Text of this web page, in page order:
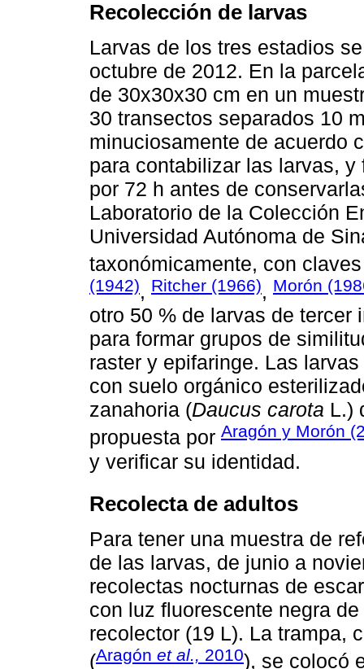
Recolección de larvas
Larvas de los tres estadios
octubre de 2012. En la
de 30x30x30 cm en un
30 transectos separados 10
minuciosamente de acuerdo
para contabilizar las larvas,
por 72 h antes de
Laboratorio de la Colección
Universidad Autónoma de
taxonómicamente, con
(1942), Ritcher (1966), Morón
otro 50 % de larvas de
para formar grupos de
raster y epifaringe. Las
con suelo orgánico
zanahoria (Daucus carota L.)
propuesta por Aragón y Morón
y verificar su identidad.
Recolecta de adultos
Para tener una muestra de
de las larvas, de junio a
recolectas nocturnas de
con luz fluorescente negra
recolector (19 L). La trampa,
(Aragón et al., 2010), se colocó